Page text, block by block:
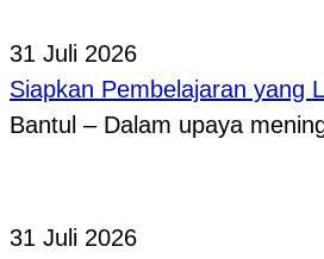
31 Juli 2026
Siapkan Pembelajaran yang
Bantul – Dalam upaya
31 Juli 2026